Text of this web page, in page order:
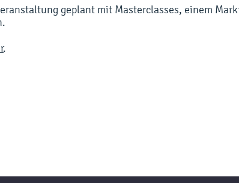
geplant mit Masterclasses, einem
.